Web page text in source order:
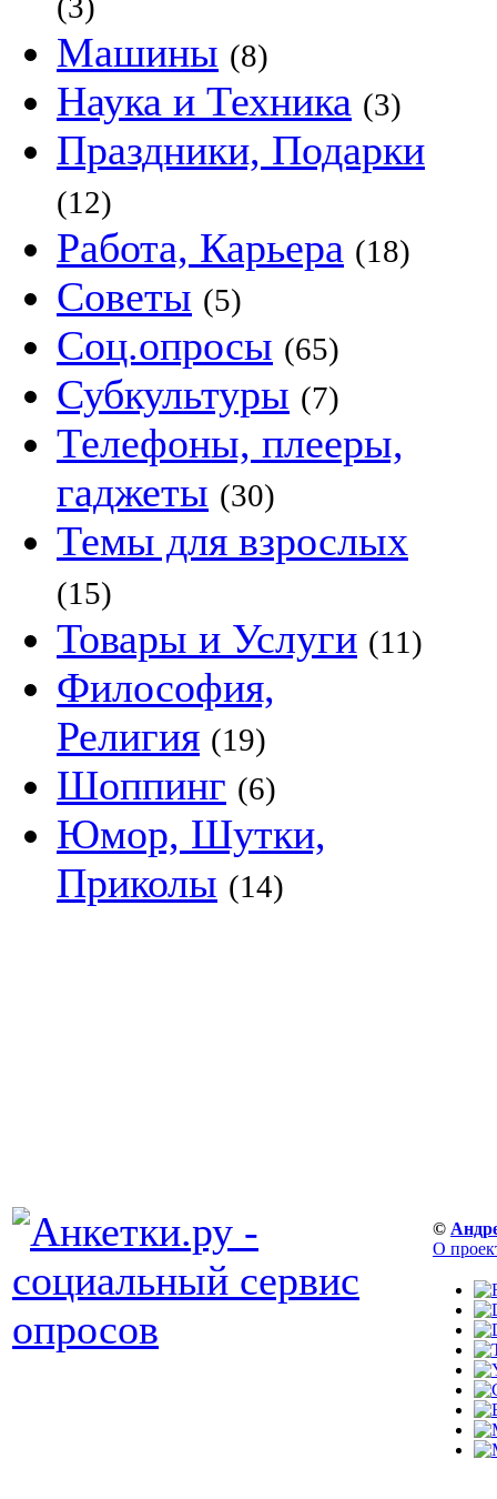
Машины (8)
Наука и Техника (3)
Праздники, Подарки
(12)
Работа, Карьера (18)
Советы (5)
Соц.опросы (65)
Субкультуры (7)
Телефоны, плееры,
гаджеты (30)
Темы для взрослых
(15)
Товары и Услуги (11)
Философия,
Религия (19)
Шоппинг (6)
Юмор, Шутки,
Приколы (14)
©
О